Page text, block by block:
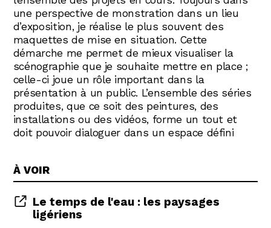
une perspective de monstration dans un lieu
d’exposition, je réalise le plus souvent des
maquettes de mise en situation. Cette
démarche me permet de mieux visualiser la
scénographie que je souhaite mettre en place ;
celle-ci joue un rôle important dans la
présentation à un public. L’ensemble des séries
produites, que ce soit des peintures, des
installations ou des vidéos, forme un tout et
doit pouvoir dialoguer dans un espace défini
À VOIR
Le temps de l'eau : les paysages
ligériens